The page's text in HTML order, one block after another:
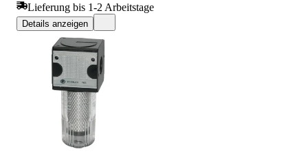
Lieferung bis 1-2 Arbeitstage
Details anzeigen